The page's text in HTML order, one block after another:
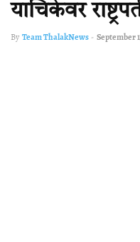
याचिकेवर
By Team ThalakNews- September